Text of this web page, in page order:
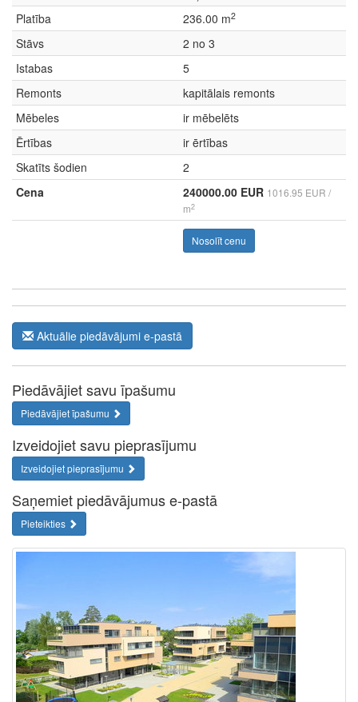
Platība
236.00 m2
Stāvs
2 no 3
Istabas
5
Remonts
kapitālais remonts
Mēbeles
ir mēbelēts
Ērtības
ir ērtības
Skatīts šodien
2
Cena
240000.00 EUR 1016.95 EUR /
m2
Nosolīt cenu
Aktuālie piedāvājumi e-pastā
Piedāvājiet savu īpašumu
Piedāvājiet īpašumu
Izveidojiet savu pieprasījumu
Izveidojiet pieprasījumu
Saņemiet piedāvājumus e-pastā
Pieteikties